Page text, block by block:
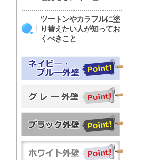
ツートンやカラフルに塗
り替えたい人が知ってお
くべきこと